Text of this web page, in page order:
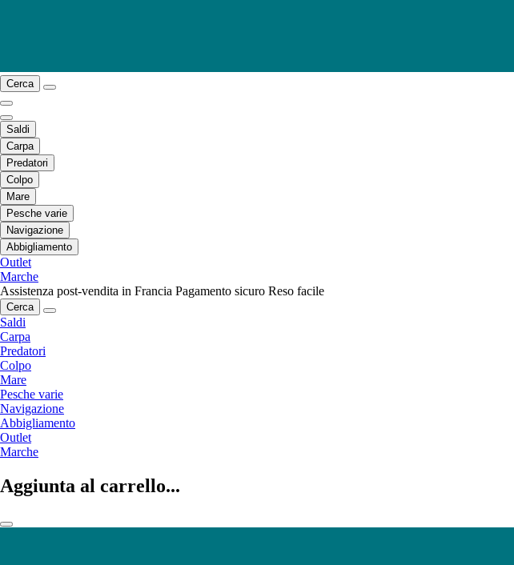
Cerca
Saldi
Carpa
Predatori
Colpo
Mare
Pesche varie
Navigazione
Abbigliamento
Outlet
Marche
Assistenza post-vendita in Francia Pagamento sicuro Reso facile
Cerca
Saldi
Carpa
Predatori
Colpo
Mare
Pesche varie
Navigazione
Abbigliamento
Outlet
Marche
Aggiunta al carrello...